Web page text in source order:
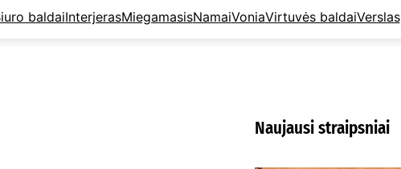
baldaiInterjerasMiegamasisNamaiVoniaVirtuvės baldaiVerslas
Naujausi straipsniai